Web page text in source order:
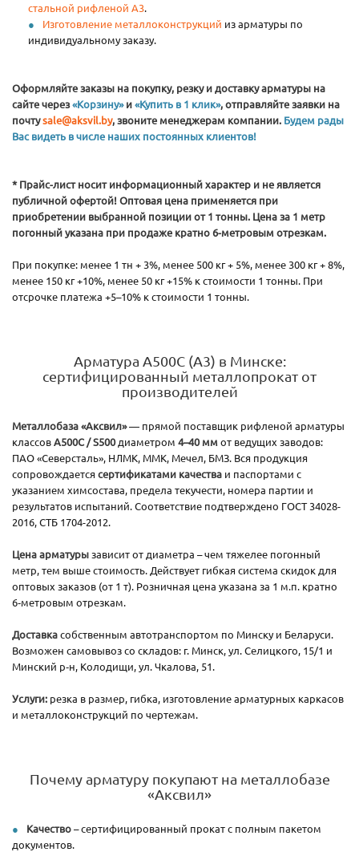
стальной рифленой А3.
Изготовление металлоконструкций из арматуры по
индивидуальному заказу.
Оформляйте заказы на покупку, резку и доставку арматуры на
сайте через«Корзину»и«Купить в 1 клик», отправляйте заявки на
почтуsale@aksvil.by, звоните менеджерам компании. Будем рады
Вас видеть в числе наших постоянных клиентов!
* Прайс-лист носит информационный характер и не является
публичной офертой! Оптовая цена применяется при
приобретении выбранной позиции от 1 тонны. Цена за 1 метр
погонный указана при продаже кратно 6-метровым отрезкам.
При покупке: менее 1 тн + 3%, менее 500 кг + 5%, менее 300 кг + 8%,
менее 150 кг +10%, менее 50 кг +15% к стоимости 1 тонны. При
отсрочке платежа +5–10% к стоимости 1 тонны.
Арматура А500С (А3) в Минске:
сертифицированный металлопрокат от
производителей
Металлобаза «Аксвил»— прямой поставщик рифленой арматуры
классовА500С /S500диаметром 4–40 мм от ведущих заводов:
ПАО «Северсталь», НЛМК, ММК, Мечел, БМЗ. Вся продукция
сопровождается сертификатами качества и паспортами с
указанием химсостава, предела текучести, номера партии и
результатов испытаний. Соответствие подтверждено ГОСТ 34028-
2016, СТБ 1704-2012.
Цена арматурызависит от диаметра – чем тяжелее погонный
метр, тем выше стоимость. Действует гибкая система скидок для
оптовых заказов (от 1 т). Розничная цена указана за 1 м.п. кратно
6‑метровым отрезкам.
Доставкасобственным автотранспортом по Минску и Беларуси.
Возможен самовывоз со складов: г. Минск, ул. Селицкого, 15/1 и
Минский р‑н, Колодищи, ул. Чкалова, 51.
Услуги: резка в размер, гибка, изготовление арматурных каркасов
и металлоконструкций по чертежам.
Почему арматуру покупают на металлобазе
«Аксвил»
Качество– сертифицированный прокат с полным пакетом
документов.